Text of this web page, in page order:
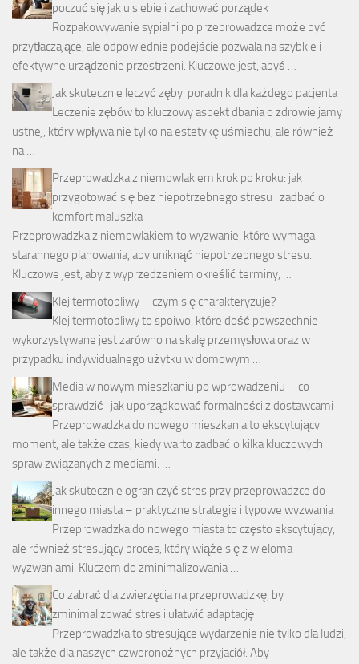
poczuć się jak u siebie i zachować porządek
Rozpakowywanie sypialni po przeprowadzce może być
przytłaczające, ale odpowiednie podejście pozwala na szybkie i
efektywne urządzenie przestrzeni. Kluczowe jest, abyś …
Jak skutecznie leczyć zęby: poradnik dla każdego pacjenta
Leczenie zębów to kluczowy aspekt dbania o zdrowie jamy
ustnej, który wpływa nie tylko na estetykę uśmiechu, ale również
na …
Przeprowadzka z niemowlakiem krok po kroku: jak
przygotować się bez niepotrzebnego stresu i zadbać o
komfort maluszka
Przeprowadzka z niemowlakiem to wyzwanie, które wymaga
starannego planowania, aby uniknąć niepotrzebnego stresu.
Kluczowe jest, aby z wyprzedzeniem określić terminy, …
Klej termotopliwy – czym się charakteryzuje?
Klej termotopliwy to spoiwo, które dość powszechnie
wykorzystywane jest zarówno na skalę przemysłowa oraz w
przypadku indywidualnego użytku w domowym …
Media w nowym mieszkaniu po wprowadzeniu – co
sprawdzić i jak uporządkować formalności z dostawcami
Przeprowadzka do nowego mieszkania to ekscytujący
moment, ale także czas, kiedy warto zadbać o kilka kluczowych
spraw związanych z mediami. …
Jak skutecznie ograniczyć stres przy przeprowadzce do
innego miasta – praktyczne strategie i typowe wyzwania
Przeprowadzka do nowego miasta to często ekscytujący,
ale również stresujący proces, który wiąże się z wieloma
wyzwaniami. Kluczem do zminimalizowania …
Co zabrać dla zwierzęcia na przeprowadzkę, by
zminimalizować stres i ułatwić adaptację
Przeprowadzka to stresujące wydarzenie nie tylko dla ludzi,
ale także dla naszych czworonożnych przyjaciół. Aby